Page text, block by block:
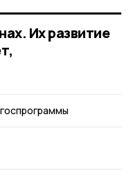
Их развитие
госпрограммы